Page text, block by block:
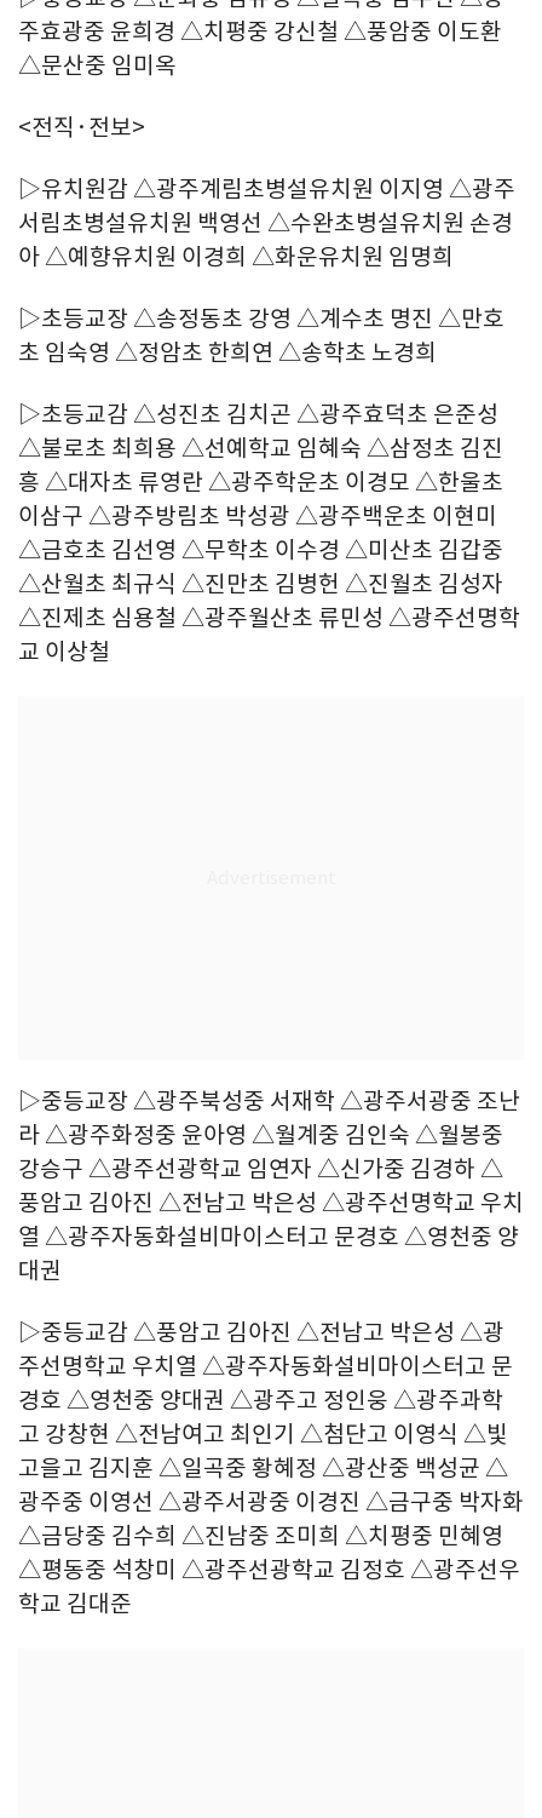
주효광중 윤희경 △치평중 강신철 △풍암중 이도환
△문산중 임미옥
<전직·전보>
▷유치원감 △광주계림초병설유치원 이지영 △광주
서림초병설유치원 백영선 △수완초병설유치원 손경
아 △예향유치원 이경희 △화운유치원 임명희
▷초등교장 △송정동초 강영 △계수초 명진 △만호
초 임숙영 △정암초 한희연 △송학초 노경희
▷초등교감 △성진초 김치곤 △광주효덕초 은준성
△불로초 최희용 △선예학교 임혜숙 △삼정초 김진
흥 △대자초 류영란 △광주학운초 이경모 △한울초
이삼구 △광주방림초 박성광 △광주백운초 이현미
△금호초 김선영 △무학초 이수경 △미산초 김갑중
△산월초 최규식 △진만초 김병헌 △진월초 김성자
△진제초 심용철 △광주월산초 류민성 △광주선명학
교 이상철
▷중등교장 △광주북성중 서재학 △광주서광중 조난
라 △광주화정중 윤아영 △월계중 김인숙 △월봉중
강승구 △광주선광학교 임연자 △신가중 김경하 △
풍암고 김아진 △전남고 박은성 △광주선명학교 우치
열 △광주자동화설비마이스터고 문경호 △영천중 양
대권
▷중등교감 △풍암고 김아진 △전남고 박은성 △광
주선명학교 우치열 △광주자동화설비마이스터고 문
경호 △영천중 양대권 △광주고 정인웅 △광주과학
고 강창현 △전남여고 최인기 △첨단고 이영식 △빛
고을고 김지훈 △일곡중 황혜정 △광산중 백성균 △
광주중 이영선 △광주서광중 이경진 △금구중 박자화
△금당중 김수희 △진남중 조미희 △치평중 민혜영
△평동중 석창미 △광주선광학교 김정호 △광주선우
학교 김대준